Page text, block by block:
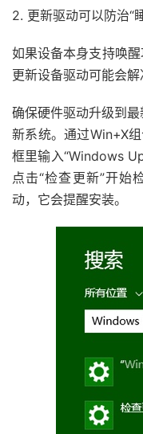
2. 更新驱动可以防治“
如果设备本身支持唤
更新设备驱动可能会解
确保硬件驱动升级到
新系统。通过Win+X
框里输入“Windows
点击“检查更新”开始
动，它会提醒安装。